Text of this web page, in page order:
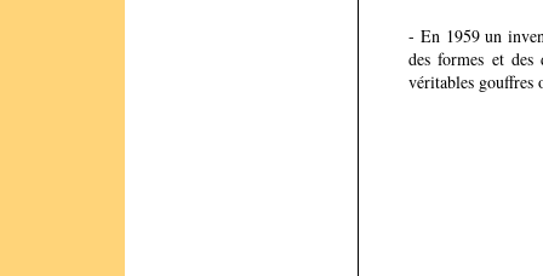
- En 1959 un
des formes et des
véritables gouffres